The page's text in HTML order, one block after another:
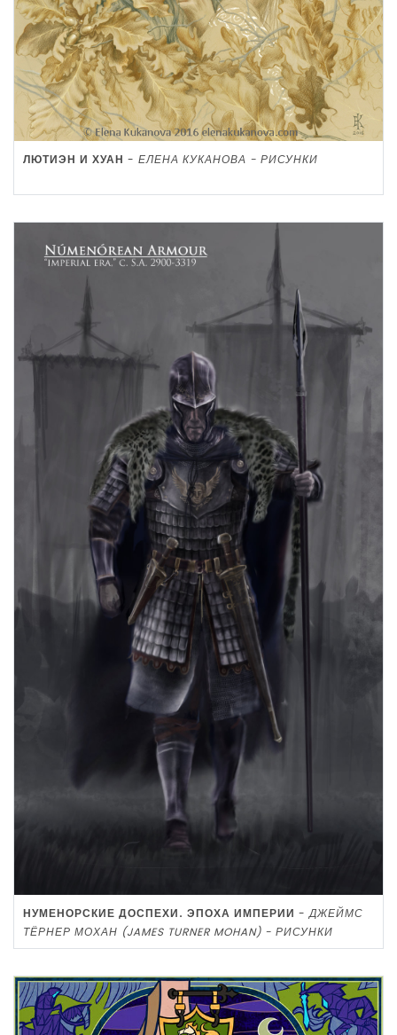
ЛЮТИЭН И ХУАН - ЕЛЕНА КУКАНОВА - РИСУНКИ
НУМЕНОРСКИЕ ДОСПЕХИ. ЭПОХА ИМПЕРИИ -ДЖЕЙМС
ТЁРНЕР МОХАН (JAMES TURNER MOHAN) - РИСУНКИ